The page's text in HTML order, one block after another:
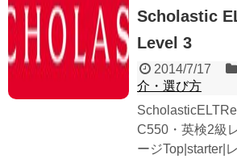
Scholastic
Level 3
2014/7/17
介・選び方
C550・英検2級
ージTop|starter|